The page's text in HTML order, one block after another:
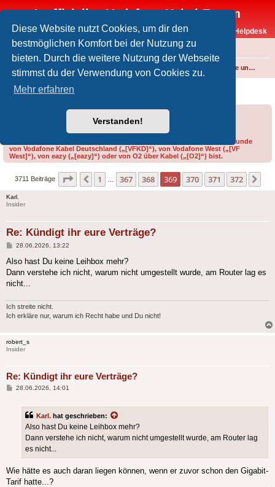
Diese Website nutzt Cookies, um dir den
bestmöglichen Komfort bei der Nutzung zu
bieten. Durch die weitere Nutzung der Webseite
stimmst du der Verwendung von Cookies zu.
Mehr erfahren
Verstanden!
Inoffizielles Vodafone-Kabel-Forum
Vodafone-Kabel-Helpdesk
FAQ
Foren-Übersicht Internet und Telefon über Kabel Produkte, Verträge und Allgemeines
Kündigt ihr eure Verträge?
Bitte gib bei der Erstellung eines Threads im Feld „Präfix“ an, ob du Kunde
von Vodafone Kabel Deutschland („[VFKD]“), von Vodafone West („[VF
West]“), von eazy („[eazy]“) oder von O2 über Kabel („[O2]“) bist.
3711 Beiträge Seite 369 von372
Vorherige
1 367 368 369 370 371 372
Karl.
Insider
Re: Kündigt ihr eure Verträge?
Beitrag
28.06.2026, 13:22
Also hast Du keine Leihbox mehr?
Dann verstehe ich nicht, warum nicht umgestellt wurde, am Router lag es
nicht...
Ich streite nicht.
Ich erkläre nur, warum ich Recht habe und Du nicht!
robert_s
Insider
Re: Kündigt ihr eure Verträge?
Beitrag
28.06.2026, 14:01
Karl. hat geschrieben:
Also hast Du keine Leihbox mehr?
Dann verstehe ich nicht, warum nicht umgestellt wurde, am Router lag
es nicht...
Wie hätte es auch daran liegen können, wenn er zuvor schon den Gigabit-
Tarif hatte...?